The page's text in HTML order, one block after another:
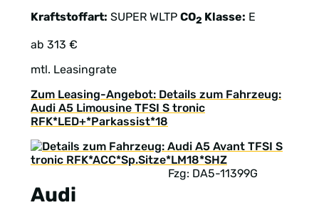
Kraftstoffart: SUPER WLTP CO2 Klasse: E
ab 313 €
mtl. Leasingrate
Zum Leasing-Angebot: Details zum Fahrzeug:
Audi A5 Limousine TFSI S tronic
RFK*LED+*Parkassist*18
Audi
Fzg: DA5-11399G